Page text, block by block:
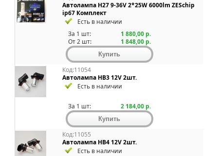
Автолампа H27 9-36V 2*25W 6000lm ZESchip
ip67 Комплект
Есть в наличии
За 1 шт:
1 880,00 р.
От 2 шт:
1 848,00 р.
Код:11054
Автолампа HB3 12V 2шт.
Есть в наличии
За 1 шт: 2 184,00 р.
Код:11055
Автолампа HB4 12V 2шт.
Есть в наличии